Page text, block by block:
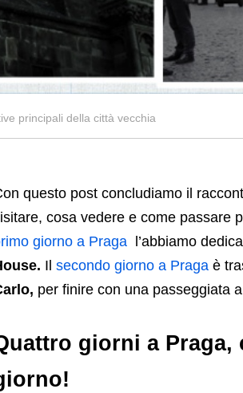
principali della città vecchia
questo post concludiamo il
cosa vedere e come passare
giorno a Pragal’abbiamo
Il secondo giorno a Pragaè
, per finire con una passeggiata a
giorni a Praga,